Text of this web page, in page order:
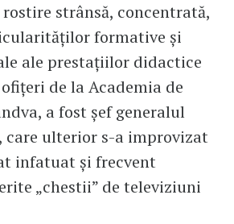
strânsă, concentrată,
formative și
ale prestațiilor didactice
de la Academia de
a fost șef generalul
care ulterior s-a improvizat
infatuat și frecvent
„chestii” de televiziuni